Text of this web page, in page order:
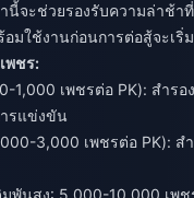
นี้จะช่วยรองรับความล่าช้า
อมใช้งานก่อนการต่อสู้จะเริ่
พชร:
1,000 เพชรต่อ PK): สำร
รแข่งขัน
3,000 เพชรต่อ PK): ส